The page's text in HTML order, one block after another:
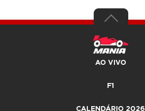
AO VIVO
F1
CALENDÁRIO 2026